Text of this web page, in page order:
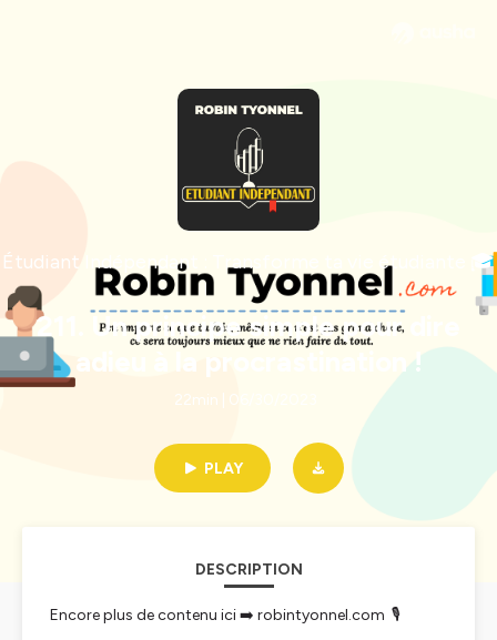
Étudiant Indépendant : Transforme ta vie étudiante 🎓
211. Un principe simple pour dire
adieu à la procrastination !
22min | 06/30/2023
PLAY
DESCRIPTION
Encore plus de contenu ici ➡️ robintyonnel.com 🎙️